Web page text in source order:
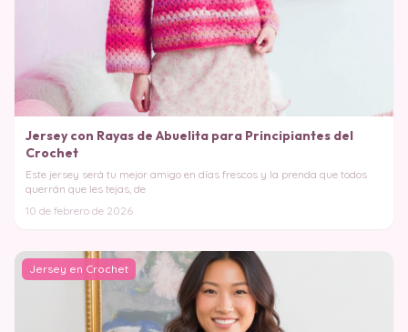
Jersey con Rayas de Abuelita para Principiantes del
Crochet
Este jersey será tu mejor amigo en días frescos y la prenda que todos
querrán que les tejas, de
10 de febrero de 2026
Jersey en Crochet